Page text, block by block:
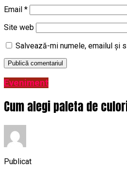
Email *
Site web
Salvează-mi numele, emailul și
Eveniment
Cum alegi paleta de
Publicat